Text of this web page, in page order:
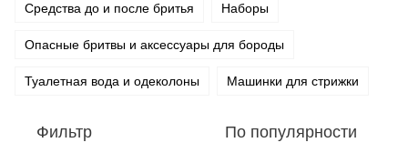
Средства до и после бритья Наборы
Опасные бритвы и аксессуары для бороды
Туалетная вода и одеколоны Машинки для стрижки
Фильтр По популярности